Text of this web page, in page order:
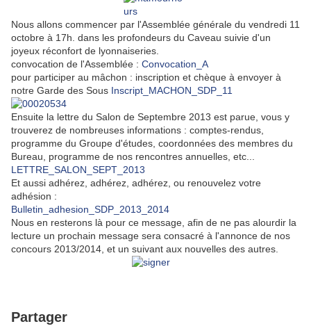
Nous allons commencer par l'Assemblée générale du vendredi 11
octobre à 17h. dans les profondeurs du Caveau suivie d'un
joyeux réconfort de lyonnaiseries.
convocation de l'Assemblée : Convocation_A
pour participer au mâchon : inscription et chèque à envoyer à
notre Garde des Sous Inscript_MACHON_SDP_11
Ensuite la lettre du Salon de Septembre 2013 est parue, vous y
trouverez de nombreuses informations : comptes-rendus,
programme du Groupe d'études, coordonnées des membres du
Bureau, programme de nos rencontres annuelles, etc...
LETTRE_SALON_SEPT_2013
Et aussi adhérez, adhérez, adhérez, ou renouvelez votre
adhésion :
Bulletin_adhesion_SDP_2013_2014
Nous en resterons là pour ce message, afin de ne pas alourdir la
lecture un prochain message sera consacré à l'annonce de nos
concours 2013/2014, et un suivant aux nouvelles des autres.
Partager